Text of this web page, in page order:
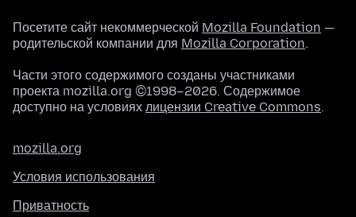
Посетите сайт некоммерческой Mozilla Foundation —
родительской компании для Mozilla Corporation.
Части этого содержимого созданы участниками
проекта mozilla.org ©1998–2026. Содержимое
доступно на условиях лицензии Creative Commons.
mozilla.org
Условия использования
Приватность